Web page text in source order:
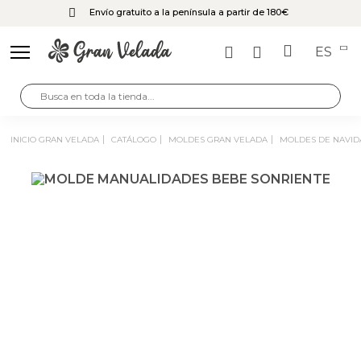
Envío gratuito a la península a partir de 180€
ES
INICIO GRAN VELADA CATÁLOGO MOLDES GRAN VELADA MOLDES DE